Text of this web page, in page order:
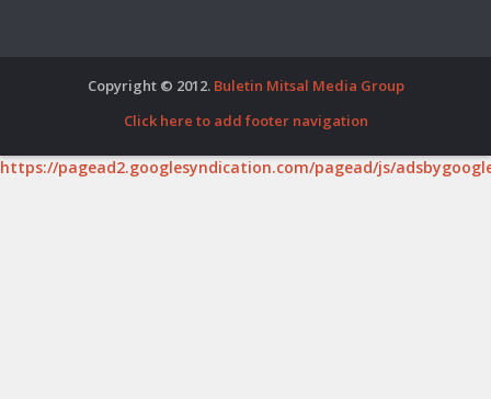
Copyright © 2012. Buletin Mitsal Media Group
Click here to add footer navigation
https://pagead2.googlesyndication.com/pagead/js/